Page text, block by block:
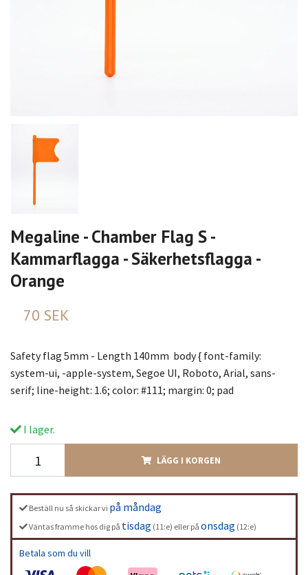
Megaline - Chamber Flag S -
Kammarflagga - Säkerhetsflagga -
Orange
70 SEK
Safety flag 5mm - Length 140mm body { font-family:
system-ui, -apple-system, Segoe UI, Roboto, Arial, sans-
serif; line-height: 1.6; color: #111; margin: 0; pad
I lager.
LÄGG I KORGEN
Beställ nu så skickar vi på måndag
Väntas framme hos dig på tisdag (11:e) eller på onsdag (12:e)
Betala som du vill